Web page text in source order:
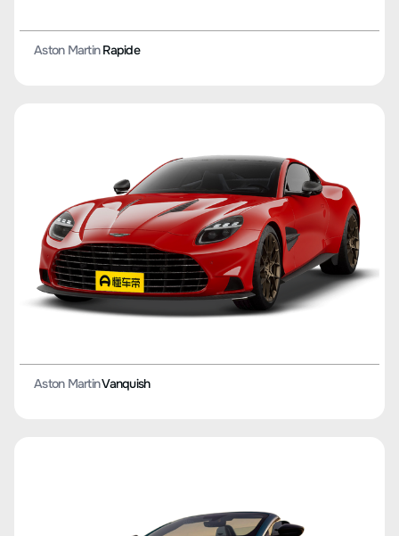
Aston MartinRapide
Aston MartinVanquish